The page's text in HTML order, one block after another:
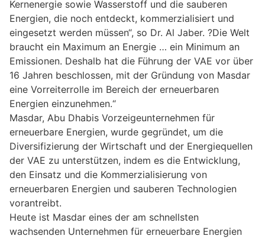
Kernenergie sowie Wasserstoff und die sauberen
Energien, die noch entdeckt, kommerzialisiert und
eingesetzt werden müssen“, so Dr. Al Jaber. ?Die Welt
braucht ein Maximum an Energie … ein Minimum an
Emissionen. Deshalb hat die Führung der VAE vor über
16 Jahren beschlossen, mit der Gründung von Masdar
eine Vorreiterrolle im Bereich der erneuerbaren
Energien einzunehmen.“
Masdar, Abu Dhabis Vorzeigeunternehmen für
erneuerbare Energien, wurde gegründet, um die
Diversifizierung der Wirtschaft und der Energiequellen
der VAE zu unterstützen, indem es die Entwicklung,
den Einsatz und die Kommerzialisierung von
erneuerbaren Energien und sauberen Technologien
vorantreibt.
Heute ist Masdar eines der am schnellsten
wachsenden Unternehmen für erneuerbare Energien